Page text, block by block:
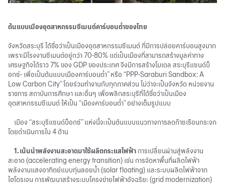
ต้นแบบเมืองอุตสาหกรรมซีเมนต์คาร์บอนต่ำของไทย
จังหวัดสระบุรี ได้ชื่อว่าเป็นเมืองอุตสาหกรรมซีเมนต์ ที่มีการปล่อยคาร์บอนสูงมาก
เพราะมีโรงงานซีเมนต์อยู่กว่า 70-80% แต่เป็นเมืองที่สามารถสร้างมูลค่าทาง
เศรษฐกิจได้ราว 7% ของ GDP ของประเทศ จึงมีการสร้างโมเดล สระบุรีแซนด์บ็
อกซ์- เพื่อเป็นต้นแบบเมืองคาร์บอนต่ำ” หรือ “PPP-Saraburi Sandbox: A
Low Carbon City” โดยร่วมทำงานกับทุกภาคส่วน ไม่ว่าจะเป็นจังหวัด หน่วยงาน
ราชการ สถาบันการศึกษา และอื่นๆ เพื่อพลิกสระบุรีที่ได้ชื่อว่าเป็นเมือง
อุตสาหกรรมซีเมนต์ ให้เป็น “เมืองคาร์บอนต่ำ” อย่างเต็มรูปแบบ
เมือง “สระบุรีแซนด์บ็อกซ์” แห่งนี้จะเป็นต้นแบบแนวทางการลดก๊าซเรือนกระจก
โดยดำเนินการใน 4 ด้าน
1. เน้นนำพลังงานสะอาดมาใช้ผลิตกระแสไฟฟ้า การเปลี่ยนผ่านสู่พลังงาน
สะอาด (accelerating energytransition) เช่น การจัดหาพื้นที่ผลิตไฟฟ้า
พลังงานแสงอาทิตย์แบบทุ่นลอยน้ำ (solar floating) และระบบผลิตไฟฟ้าจาก
ไฮโดรเจน การพัฒนาสร้างระบบโครงข่ายไฟฟ้าอัจฉริยะ (grid modernization)